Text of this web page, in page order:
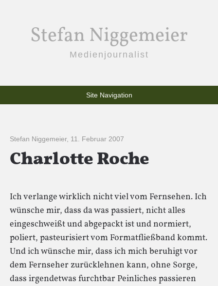
Stefan Niggemeier
Medienjournalist
Site Navigation
Stefan Niggemeier, 11. Februar 2007
Charlotte Roche
Ich verlange wirklich nicht viel vom Fernsehen. Ich
wünsche mir, dass da was passiert, nicht alles
eingeschweißt und abgepackt ist und normiert,
poliert, pasteurisiert vom Formatfließband kommt.
Und ich wünsche mir, dass ich mich beruhigt vor
dem Fernseher zurücklehnen kann, ohne Sorge,
dass irgendetwas furchtbar Peinliches passieren